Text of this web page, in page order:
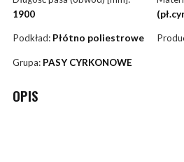
1900
Podkład: Płótno poliestrowe
Grupa: PASY CYRKONOWE
OPIS